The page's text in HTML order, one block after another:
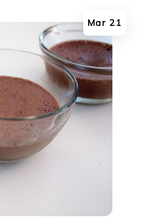
Mar 21